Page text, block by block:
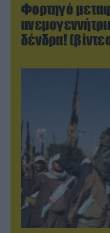
Φορτηγό
δένδρα!